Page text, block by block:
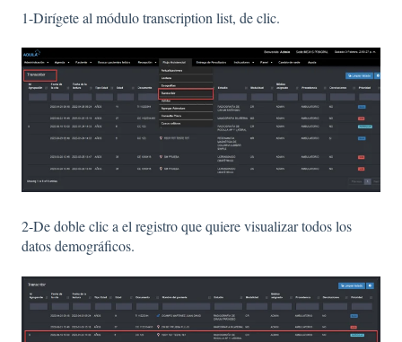
1-Dirígete al módulo transcription list, de clic.
2-De doble clic a el registro que quiere visualizar todos los
datos demográficos.